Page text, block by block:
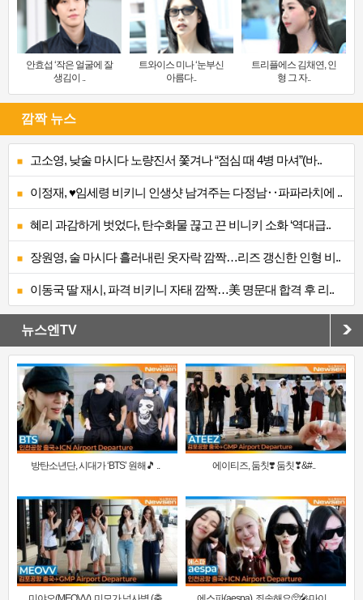
안효섭 ‘작은 얼굴에 잘
생김이 ..
트와이스 미나 ‘눈부신
아름다..
트리플에스 김채연, 인
형 그 자..
깜짝 뉴스
고소영, 낮술 마시다 노량진서 쫓겨나 “점심 때 4병 마셔”(바..
이정재, ♥임세령 비키니 인생샷 남겨주는 다정남‥파파라치에 ..
혜리 과감하게 벗었다, 탄수화물 끊고 끈 비니키 소화 ‘역대급..
장원영, 술 마시다 흘러내린 옷자락 깜짝…리즈 갱신한 인형 비..
이동국 딸 재시, 파격 비키니 자태 깜짝…美 명문대 합격 후 리..
뉴스엔TV
방탄소년단, 시대가 ‘BTS’ 원해🎵 .. 에이티즈, 둠칫❣️ 둠칫❣&#..